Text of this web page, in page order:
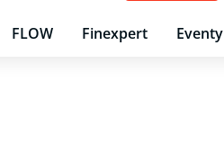
FLOW Finexpert Eventy